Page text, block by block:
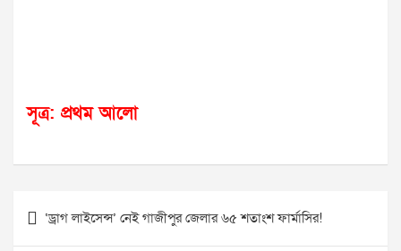
সূত্র: প্রথম আলো
Post
navigation
‘ড্রাগ লাইসেন্স’ নেই গাজীপুর জেলার ৬৫ শতাংশ ফার্মাসির!